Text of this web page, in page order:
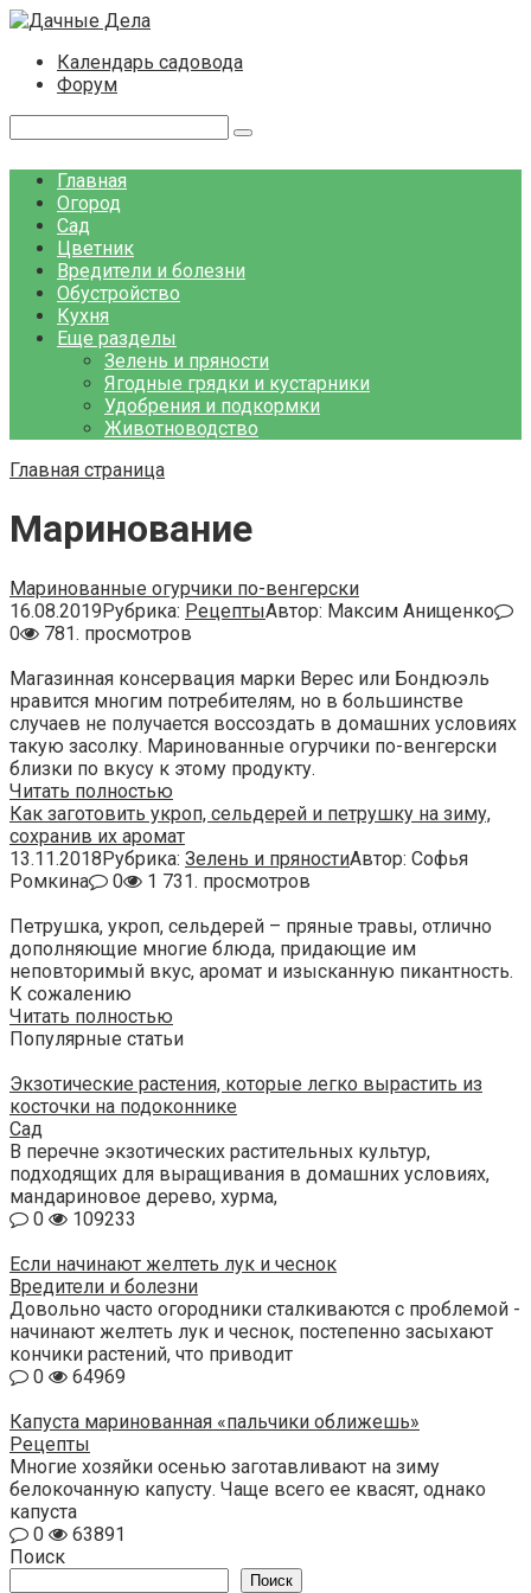
Перейти
контентуКалендарь садовода
Форум
Главная
Огород
Сад
Цветник
Вредители и болезни
Обустройство
Кухня
Еще разделы
Зелень и пряности
Ягодные грядки и кустарники
Удобрения и подкормки
Животноводство
Главная страница
Маринование
Маринованные огурчики по-венгерски
16.08.2019Рубрика: РецептыАвтор: Максим Анищенко
0
781. просмотров
Магазинная консервация марки Верес или Бондюэль
нравится многим потребителям, но в большинстве
случаев не получается воссоздать в домашних условиях
такую засолку. Маринованные огурчики по-венгерски
близки по вкусу к этому продукту.
Читать полностью
Как заготовить укроп, сельдерей и петрушку на зиму,
сохранив их аромат
13.11.2018Рубрика: Зелень и пряностиАвтор: Софья
Ромкина
0
1 731. просмотров
Петрушка, укроп, сельдерей – пряные травы, отлично
дополняющие многие блюда, придающие им
неповторимый вкус, аромат и изысканную пикантность.
К сожалению
Читать полностью
Популярные статьи
Экзотические растения, которые легко вырастить из
косточки на подоконнике
Сад
В перечне экзотических растительных культур,
подходящих для выращивания в домашних условиях,
мандариновое дерево, хурма,
0
109233
Если начинают желтеть лук и чеснок
Вредители и болезни
Довольно часто огородники сталкиваются с проблемой -
начинают желтеть лук и чеснок, постепенно засыхают
кончики растений, что приводит
0
64969
Капуста маринованная «пальчики оближешь»
Рецепты
Многие хозяйки осенью заготавливают на зиму
белокочанную капусту. Чаще всего ее квасят, однако
капуста
0
63891
Поиск
Поиск